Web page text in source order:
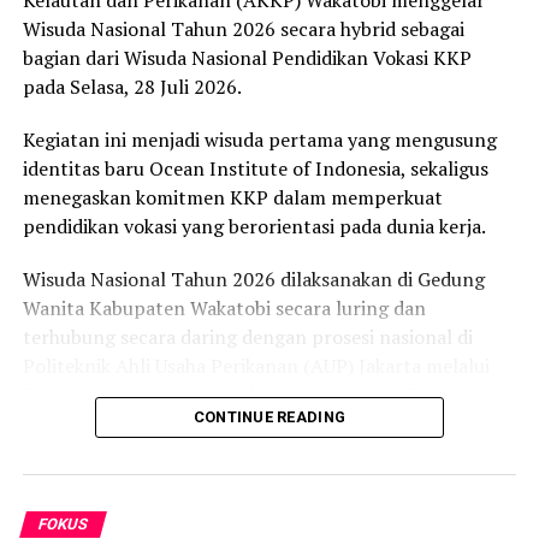
mendapatkan daging qurban.
“Teman-teman sudah membagikan kupon daging
qurban ke warga KelurahanKorumba, terutama sekitar
sekretariat JES Kendari. Kemudian warga diKelurahan
Anawai Kecamatan Wua-wua, warga Kelurahan Anaiwoi
KecamatanKadia. Lalu warga Kelurahan Lalodati dan
Kelurahan Mandonga Kecamatan Mandonga. Jumlah
kupon hewan qurban yang terbagi 80 lembar.
Laporan : Ikas
BNI Syariah Gelar Event Hasanah Photography
Wisuda Nasional Tahun 2026 secara hybrid sebagai
bagian dari Wisuda Nasional Pendidikan Vokasi KKP
pada Selasa, 28 Juli 2026.
Kegiatan ini menjadi wisuda pertama yang mengusung
identitas baru Ocean Institute of Indonesia, sekaligus
menegaskan komitmen KKP dalam memperkuat
pendidikan vokasi yang berorientasi pada dunia kerja.
Wisuda Nasional Tahun 2026 dilaksanakan di Gedung
Wanita Kabupaten Wakatobi secara luring dan
terhubung secara daring dengan prosesi nasional di
Zoom Meeting dipimpin oleh Wakil Menteri Kelautan
dan Perikanan RI, Didit Asyaf.
AKKP Wakatobi mengukuhkan 31 lulusan dari Program
Studi Konservasi dan Program Studi Ekowisata Bahari.
CONTINUE READING
FOKUS